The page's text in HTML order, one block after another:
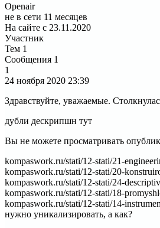
Openair
не в сети 11 месяцев
На сайте с 23.11.2020
Участник
Тем 1
Сообщения 1
1
24 ноября 2020 23:39
Здравствуйте, уважаемые.
дубли дескрипшн тут
Вы не можете просматривать
kompaswork.ru/stati/12-stati/21-
kompaswork.ru/stati/12-stati/20-
kompaswork.ru/stati/12-stati/24-
kompaswork.ru/stati/12-stati/18-
kompaswork.ru/stati/12-stati/14-
нужно уникализировать, а как?